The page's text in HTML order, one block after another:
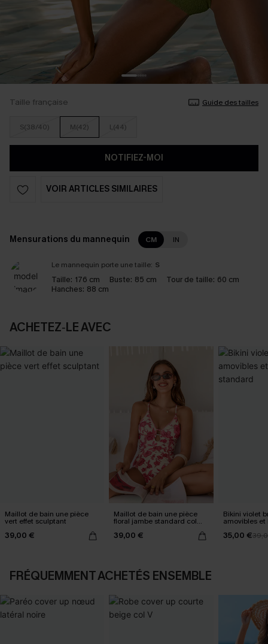
Taille française Guide des tailles
S(38/40) M(42) L(44)
NOTIFIEZ-MOI
VOIR ARTICLES SIMILAIRES
Mensurations du mannequin CM IN
Le mannequin porte une taille: S
Taille: 176 cm Buste: 85 cm Tour de taille: 60 cm
Hanches: 88 cm
ACHETEZ‑LE AVEC
Maillot de bain une pièce
vert effet sculptant
39,00 €
Maillot de bain une pièce
floral jambe standard col
plongeant
39,00 €
Bikini violet
amovibles et
35,00 €
FRÉQUEMMENT ACHETÉS ENSEMBLE